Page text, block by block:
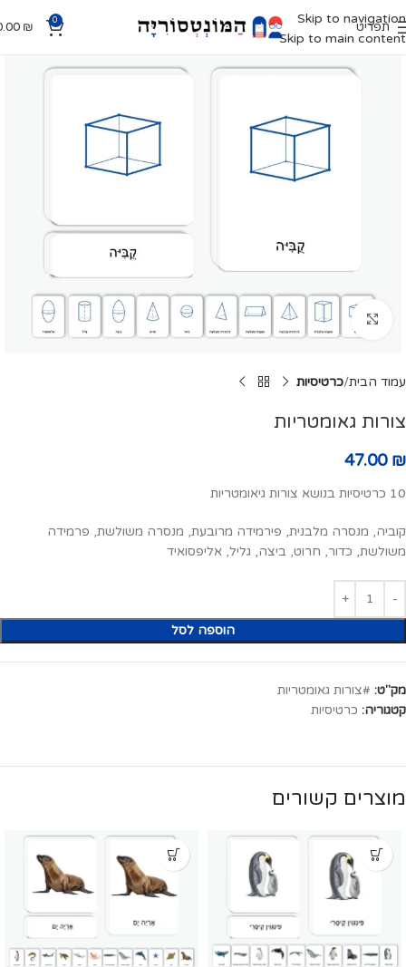
Skip to navigation
Skip to main content
תפריט 0
₪
Click to enlarge
עמוד הבית כרטיסיות
צורות גאומטריות
47.00 ₪
10 כרטיסיות בנושא צורות גיאומטריות
קוביה, מנסרה מלבנית, פירמידה מרובעת, מנסרה משולשת, פרמידה
משולשת, כדור, חרוט, ביצה, גליל, אליפסואיד
הוספה לסל
מק"ט: #צורות גאומטריות
קטגוריה: כרטיסיות
מוצרים קשורים